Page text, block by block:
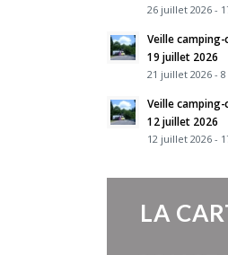
26 juillet 2026 -
Veille camping-
19 juillet 2026
21 juillet 2026 -
Veille camping-
12 juillet 2026
12 juillet 2026 -
LA